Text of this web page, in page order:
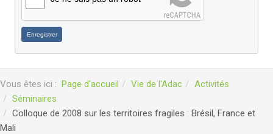
Enregistrer
Vous êtes ici : Page d'accueil Vie de l'Adac
Activités
Séminaires
Colloque de 2008 sur les territoires fragiles : Brésil, France et
Mali